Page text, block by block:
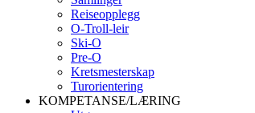
Reiseopplegg
O-Troll-leir
Ski-O
Pre-O
Kretsmesterskap
Turorientering
KOMPETANSE/LÆRING